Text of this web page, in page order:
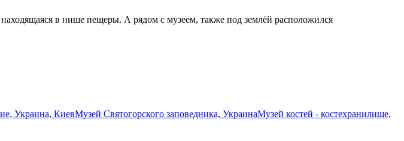
в нише пещеры. А рядом с музеем, также под землёй расположился
Украина, КиевМузей Святогорского заповедника, УкраинаМузей костей - костехранилище,